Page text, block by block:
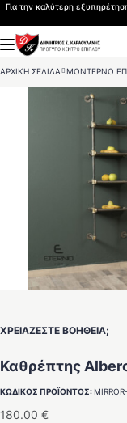
Skip
to
content
Για την καλύτερη
ΑΡΧΙΚΗ ΣΕΛΙΔΑ>ΜΟΝΤΕΡΝΟ
ΧΡΕΙΑΖΕΣΤΕ ΒΟΗΘΕΙΑ;
Καθρέπτης
ΚΩΔΙΚΟΣ ΠΡΟΪΟΝΤΟΣ:
180.00 €